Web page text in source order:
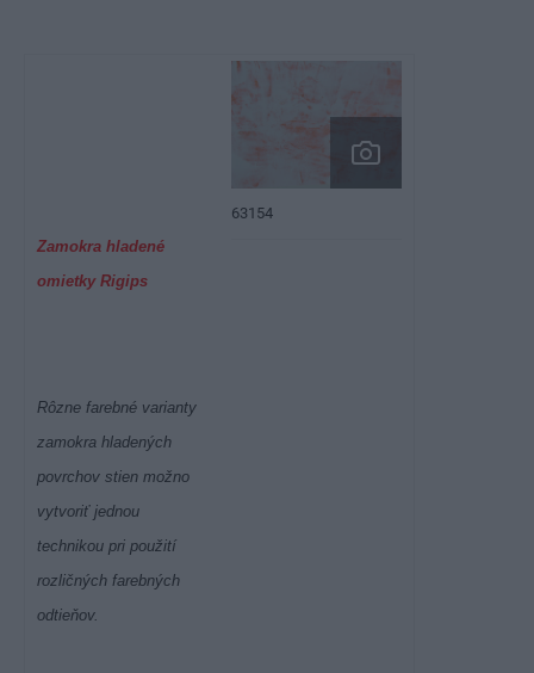
Zamokra hladené
omietky Rigips
Rôzne farebné varianty
zamokra hladených
povrchov stien možno
vytvoriť jednou
technikou pri použití
rozličných farebných
odtieňov.
63154